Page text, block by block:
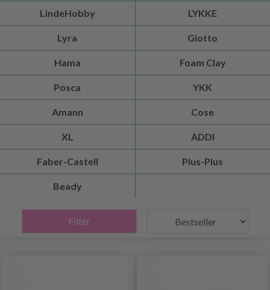
LindeHobby LYKKE
Lyra Giotto
Hama Foam Clay
Posca YKK
Amann Cose
XL ADDI
Faber-Castell Plus-Plus
Beady
Filter